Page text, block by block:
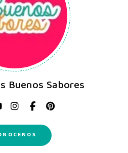
Buenos Sabores